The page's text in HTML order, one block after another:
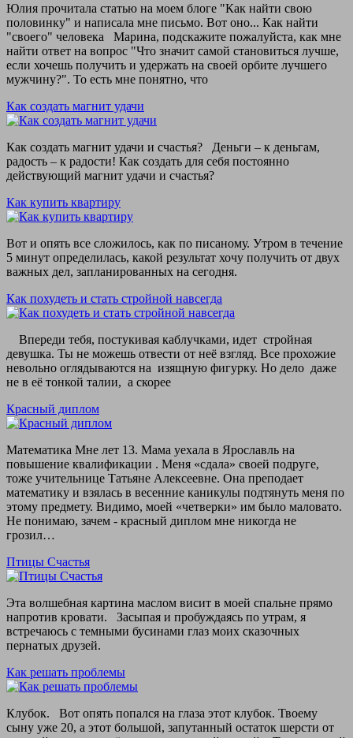
Юлия прочитала статью на моем блоге "Как найти свою
половинку" и написала мне письмо. Вот оно... Как найти
"своего" человека Марина, подскажите пожалуйста, как мне
найти ответ на вопрос "Что значит самой становиться лучше,
если хочешь получить и удержать на своей орбите лучшего
мужчину?". То есть мне понятно, что
Как создать магнит удачи
Как создать магнит удачи и счастья? Деньги – к деньгам,
радость – к радости! Как создать для себя постоянно
действующий магнит удачи и счастья?
Как купить квартиру
Вот и опять все сложилось, как по писаному. Утром в течение
5 минут определилась, какой результат хочу получить от двух
важных дел, запланированных на сегодня.
Как похудеть и стать стройной навсегда
Впереди тебя, постукивая каблучками, идет стройная
девушка. Ты не можешь отвести от неё взгляд. Все прохожие
невольно оглядываются на изящную фигурку. Но дело даже
не в её тонкой талии, а скорее
Красный диплом
Математика Мне лет 13. Мама уехала в Ярославль на
повышение квалификации . Меня «сдала» своей подруге,
тоже учительнице Татьяне Алексеевне. Она преподает
математику и взялась в весенние каникулы подтянуть меня по
этому предмету. Видимо, моей «четверки» им было маловато.
Не понимаю, зачем - красный диплом мне никогда не
грозил…
Птицы Счастья
Эта волшебная картина маслом висит в моей спальне прямо
напротив кровати. Засыпая и пробуждаясь по утрам, я
встречаюсь с темными бусинами глаз моих сказочных
пернатых друзей.
Как решать проблемы
Клубок. Вот опять попался на глаза этот клубок. Твоему
сыну уже 20, а этот большой, запутанный остаток шерсти от